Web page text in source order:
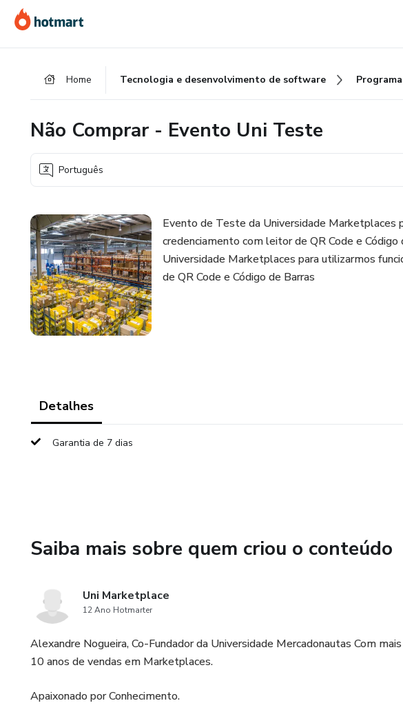
para
o
para
o
para
o
Home Tecnologia e desenvolvimento de software
Não Comprar - Evento Uni Teste
Português
Evento de Teste da Universidade Marketplaces
credenciamento com leitor de QR Code e
Universidade Marketplaces para utilizarmos
de QR Code e Código de Barras
Detalhes
Garantia de 7 dias
Saiba mais sobre quem criou o conteúdo
Uni Marketplace
12 Ano Hotmarter
Alexandre Nogueira, Co-Fundador da Universidade Mercadonautas Com
10 anos de vendas em Marketplaces.
Apaixonado por Conhecimento.